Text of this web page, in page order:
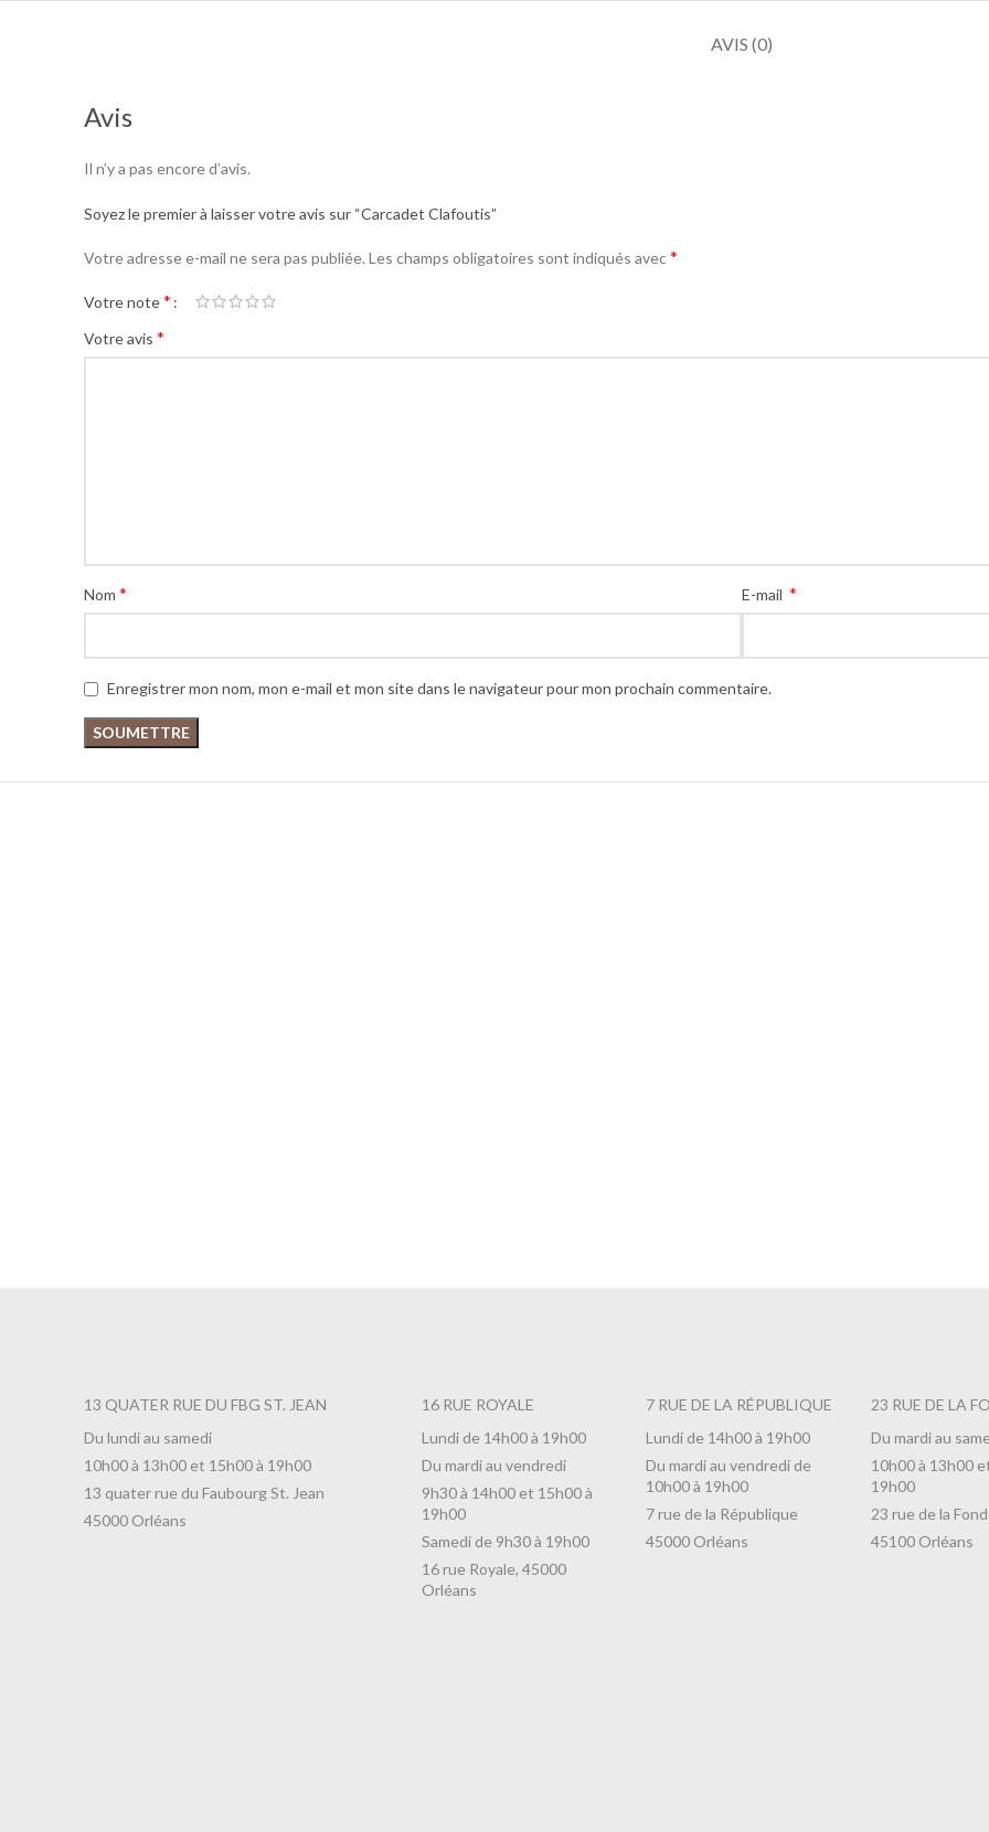
AVIS (0)
Avis
Il n’y a pas encore d’avis.
Soyez le premier à laisser votre avis sur “Carcadet Clafoutis”
Votre adresse e-mail ne sera pas publiée. Les champs obligatoires sont indiqués avec*
Votre note*
Votre avis *
Nom * E-mail *
Enregistrer mon nom, mon e-mail et mon site dans le navigateur pour mon prochain commentaire.
13 QUATER RUE DU FBG ST. JEAN
Du lundi au samedi
10h00 à 13h00 et 15h00 à 19h00
13 quater rue du Faubourg St. Jean
45000 Orléans
16 RUE ROYALE
Lundi de 14h00 à 19h00
Du mardi au vendredi
9h30 à 14h00 et 15h00 à
19h00
Samedi de 9h30 à 19h00
16 rue Royale, 45000
Orléans
7 RUE DE LA RÉPUBLIQUE
Lundi de 14h00 à 19h00
Du mardi au vendredi de
10h00 à 19h00
7 rue de la République
45000 Orléans
23 RUE DE LA
Du mardi au
10h00 à 13h00
19h00
23 rue de la
45100 Orléans